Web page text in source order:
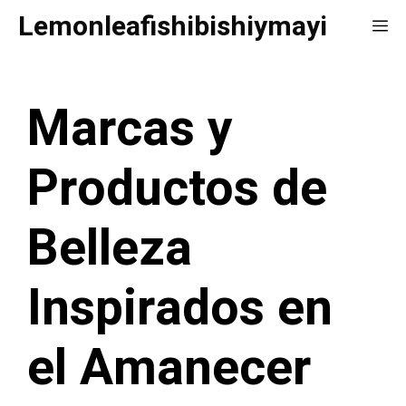
SaltarLemonleafishibishiymayi
Marcas y
Productos de
Belleza
Inspirados en
el Amanecer